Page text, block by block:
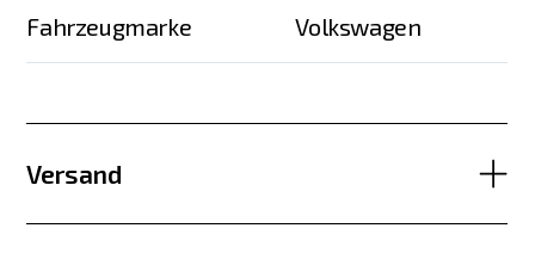
Fahrzeugmarke Volkswagen
Versand